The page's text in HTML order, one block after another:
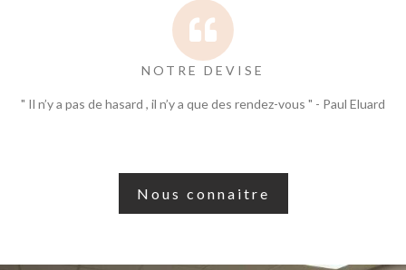
NOTRE DEVISE
" Il n’y a pas de hasard , il n’y a que des rendez-vous " - Paul Eluard
Nous connaitre